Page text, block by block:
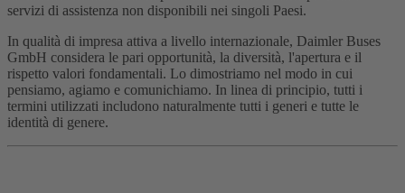
servizi di assistenza non disponibili nei singoli Paesi.
In qualità di impresa attiva a livello internazionale, Daimler Buses
GmbH considera le pari opportunità, la diversità, l'apertura e il
rispetto valori fondamentali. Lo dimostriamo nel modo in cui
pensiamo, agiamo e comunichiamo. In linea di principio, tutti i
termini utilizzati includono naturalmente tutti i generi e tutte le
identità di genere.